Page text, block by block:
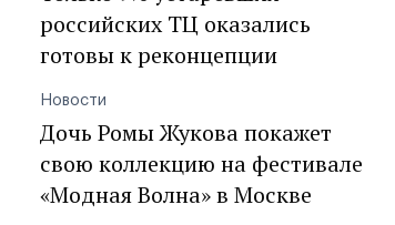
российских ТЦ оказались
готовы к реконцепции
Новости
Дочь Ромы Жукова покажет
свою коллекцию на фестивале
«Модная Волна» в Москве